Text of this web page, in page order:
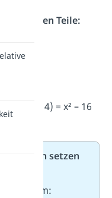
einzelnen Teile:
4) · (x – 4) = x² – 16
setzen
als
um: